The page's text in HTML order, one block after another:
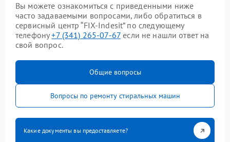
Вы можете ознакомиться с приведенными ниже
часто задаваемыми вопросами, либо обратиться в
сервисный центр “FIX-Indesit” по следующему
телефону+7 (341) 265-07-67 если не нашли ответ на
свой вопрос.
Общие вопросы
Вопросы по ремонту стиральных машин
Какие документы вы предоставляете?